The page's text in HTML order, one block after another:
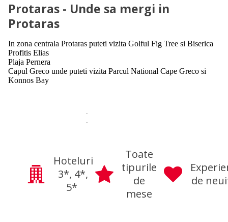
Protaras - Unde sa mergi in
Protaras
In zona centrala Protaras puteti vizita Golful Fig Tree si Biserica
Profitis Elias
Plaja Pernera
Capul Greco unde puteti vizita Parcul National Cape Greco si
Konnos Bay
Hoteluri
3*, 4*,
5*
Toate
tipurile
de
mese
de